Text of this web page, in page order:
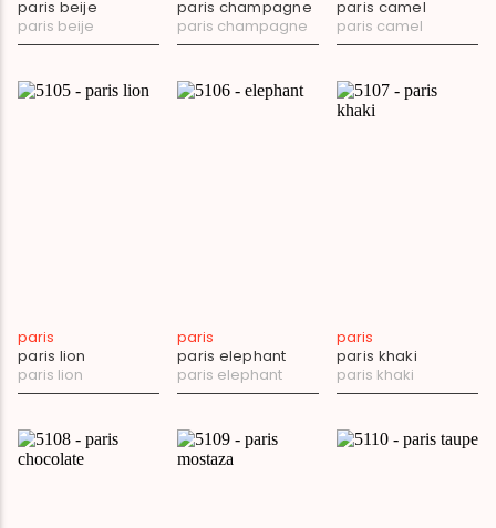
paris beije
paris beije
paris champagne
paris champagne
paris camel
paris camel
paris
paris lion
paris lion
paris
paris elephant
paris elephant
paris
paris khaki
paris khaki